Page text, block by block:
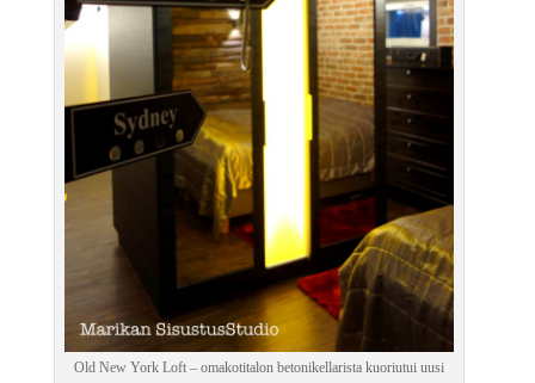
Old New York Loft – omakotitalon betonikellarista kuoriutui uusi